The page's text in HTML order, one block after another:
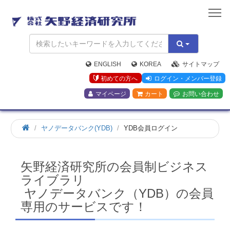
矢
野
経
済
研
究
所
ENGLISH KOREA
サイトマップ
初めての方へ
ログイン・メンバー登録
マイページ カート お問い合わせ
ホ
ー
ヤノデータバンク(YDB) YDB会員ログイン
矢野経済研究所の会員制ビジネス
ライブラリ
ヤノデータバンク（YDB）の会員
専用のサービスです！